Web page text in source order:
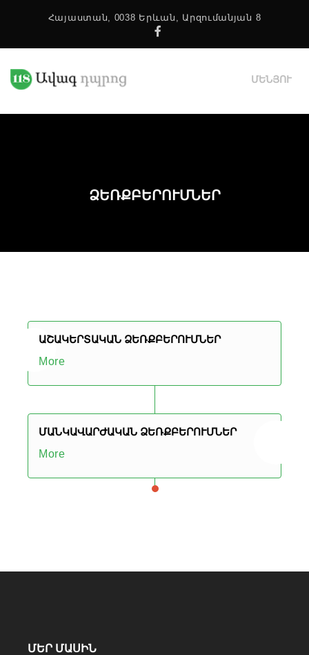
Հայաստան, 0038 Երևան, Արզումանյան 8
ՄԵՆՅՈՒ
ՁԵՌՔԲԵՐՈՒՄՆԵՐ
ԱՇԱԿԵՐՏԱԿԱՆ ՁԵՌՔԲԵՐՈՒՄՆԵՐ
More
ՄԱՆԿԱՎԱՐԺԱԿԱՆ ՁԵՌՔԲԵՐՈՒՄՆԵՐ
More
ՄԵՐ ՄԱՍԻՆ